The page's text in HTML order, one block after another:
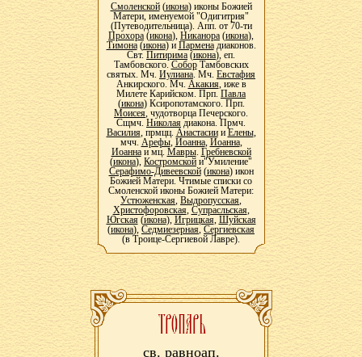
Смоленской(икона) иконы Божией
Матери, именуемой "Одигитрия"
(Путеводительница). Апп. от 70-ти
Прохора (икона), Никанора (икона),
Тимона(икона) и Парменадиаконов.
Свт. Питирима (икона), еп.
Тамбовского. СоборТамбовских
святых. Мч. Иулиана. Мч. Евстафия
Анкирского. Мч. Акакия, иже в
Милете Карийском. Прп. Павла
(икона) Ксиропотамского. Прп.
Моисея, чудотворца Печерского.
Сщмч. Николая диакона. Прмч.
Василия, прмцц. Анастасиии Елены,
мчч. Арефы, Иоанна, Иоанна,
Иоаннаи мц. Мавры. Гребневской
(икона), Костромской и"Умиление"
Серафимо-Дивеевской(икона) икон
Божией Матери. Чтимые списки со
Смоленской иконы Божией Матери:
Устюженская, Выдропусская,
Христофоровская, Супрасльская,
Югская(икона), Игрицкая, Шуйская
(икона), Седмиезерная, Сергиевская
(в Троице-Сергиевой Лавре).
св. равноап.